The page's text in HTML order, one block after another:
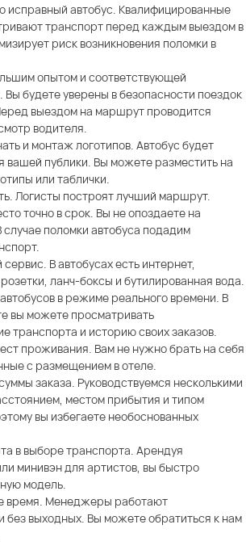
исправный автобус. Квалифицированные
транспорт перед каждым выездом в
риск возникновения поломки в
опытом и соответствующей
Вы будете уверены в безопасности поездок
выездом на маршрут проводится
водителя.
и монтаж логотипов. Автобус будет
вашей публики. Вы можете разместить на
или таблички.
Логисты построят лучший маршрут.
точно в срок. Вы не опоздаете на
поломки автобуса подадим
В автобусах есть интернет,
ланч-боксы и бутилированная вода.
в режиме реального времени. В
вы можете просматривать
транспорта и историю своих заказов.
проживания. Вам не нужно брать на себя
с размещением в отеле.
заказа. Руководствуемся несколькими
местом прибытия и типом
вы избегаете необоснованных
в выборе транспорта. Арендуя
минивэн для артистов, вы быстро
модель.
время. Менеджеры работают
без выходных. Вы можете обратиться к нам